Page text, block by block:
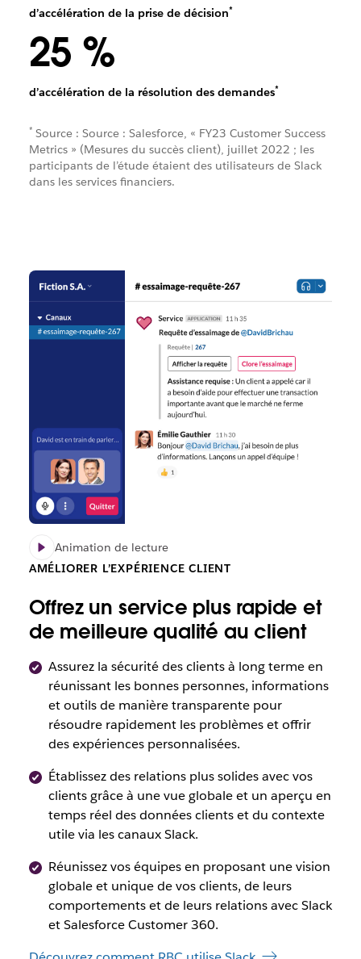
d’accélération de la prise de décision*
25 %
d’accélération de la résolution des demandes*
* Source : Source : Salesforce, « FY23 Customer Success
Metrics » (Mesures du succès client), juillet 2022 ; les
participants de l’étude étaient des utilisateurs de Slack
dans les services financiers.
Animation de lecture
AMÉLIORER L’EXPÉRIENCE CLIENT
Offrez un service plus rapide et
de meilleure qualité au client
Assurez la sécurité des clients à long terme en
réunissant les bonnes personnes, informations
et outils de manière transparente pour
résoudre rapidement les problèmes et offrir
des expériences personnalisées.
Établissez des relations plus solides avec vos
clients grâce à une vue globale et un aperçu en
temps réel des données clients et du contexte
utile via les canaux Slack.
Réunissez vos équipes en proposant une vision
globale et unique de vos clients, de leurs
comportements et de leurs relations avec Slack
et Salesforce Customer 360.